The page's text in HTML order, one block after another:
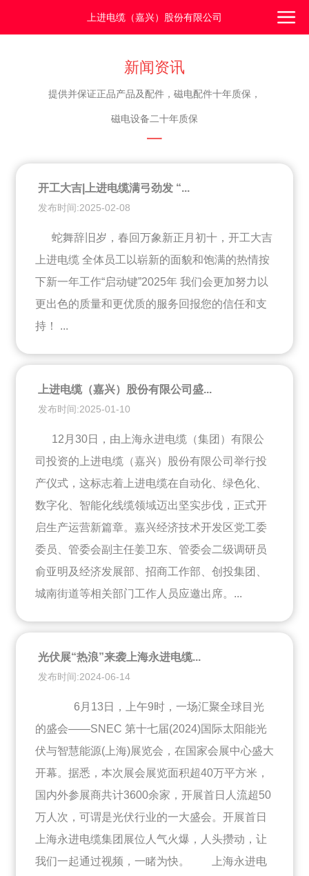
上进电缆（嘉兴）股份有限公司
新闻资讯
提供并保证正品产品及配件，磁电配件十年质保，
磁电设备二十年质保
一
开工大吉|上进电缆满弓劲发 “...
发布时间:2025-02-08
蛇舞辞旧岁，春回万象新正月初十，开工大吉
上进电缆 全体员工以崭新的面貌和饱满的热情按
下新一年工作“启动键”2025年 我们会更加努力以
更出色的质量和更优质的服务回报您的信任和支
持！ ...
上进电缆（嘉兴）股份有限公司盛...
发布时间:2025-01-10
12月30日，由上海永进电缆（集团）有限公
司投资的上进电缆（嘉兴）股份有限公司举行投
产仪式，这标志着上进电缆在自动化、绿色化、
数字化、智能化线缆领域迈出坚实步伐，正式开
启生产运营新篇章。嘉兴经济技术开发区党工委
委员、管委会副主任姜卫东、管委会二级调研员
俞亚明及经济发展部、招商工作部、创投集团、
城南街道等相关部门工作人员应邀出席。...
光伏展“热浪”来袭上海永进电缆...
发布时间:2024-06-14
6月13日，上午9时，一场汇聚全球目光
的盛会——SNEC 第十七届(2024)国际太阳能光
伏与智慧能源(上海)展览会，在国家会展中心盛大
开幕。据悉，本次展会展览面积超40万平方米，
国内外参展商共计3600余家，开展首日人流超50
万人次，可谓是光伏行业的一大盛会。开展首日
上海永进电缆集团展位人气火爆，人头攒动，让
我们一起通过视频，一睹为快。 上海永进电